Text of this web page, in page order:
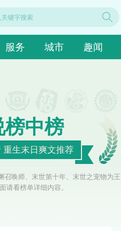
服务 城市 趣闻
榜中榜
重生末日爽文推荐
唤师、末世第十年、末世之宠物为
请看榜单详细内容。